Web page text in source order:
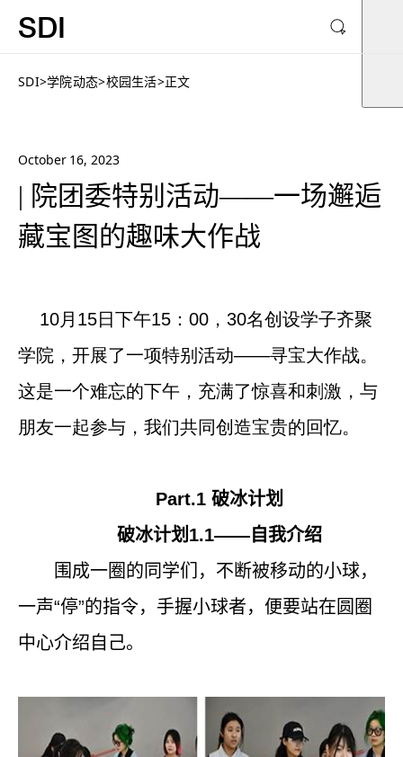
SDI
SDI>学院动态>校园生活>正文
October 16, 2023
| 院团委特别活动——一场邂逅
藏宝图的趣味大作战
10月 15日下午15 ： 00 ， 30名创设学子齐聚
学院，开展了一项特别活动——寻宝大作战。
这是一个难忘的下午，充满了惊喜和刺激，与
朋友一起参与，我们共同创造宝贵的回忆。
Part.1 破冰计划
破冰计划 1.1——自我介绍
围成一圈的同学们，不断被移动的小球，
一声“停”的指令，手握小球者，便要站在圆圈
中心介绍自己。